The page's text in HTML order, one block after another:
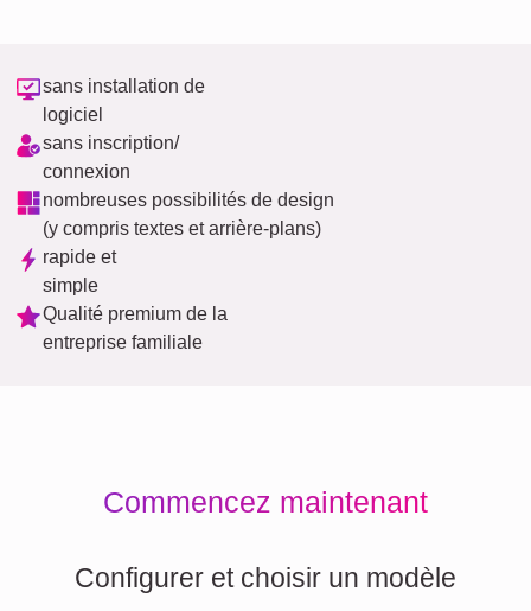
sans installation de
logiciel
sans inscription/
connexion
nombreuses possibilités de design
(y compris textes et arrière-plans)
rapide et
simple
Qualité premium de la
entreprise familiale
Commencez maintenant
Configurer et choisir un modèle